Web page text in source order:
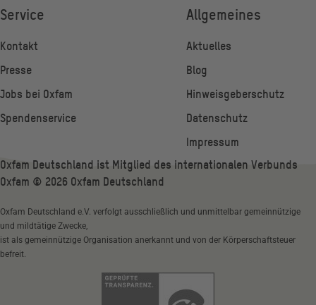
Service
Kontakt
Presse
Jobs bei Oxfam
Spendenservice
Allgemeines
Aktuelles
Blog
Hinweisgeberschutz
Datenschutz
Impressum
Oxfam Deutschland ist Mitglied des internationalen Verbunds
Oxfam © 2026 Oxfam Deutschland
Oxfam Deutschland e.V. verfolgt ausschließlich und unmittelbar gemeinnützige
und mildtätige Zwecke,
ist als gemeinnützige Organisation anerkannt und von der Körperschaftsteuer
befreit.